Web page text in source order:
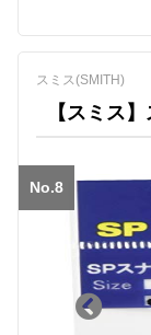
スミス(SMITH)
【スミス
No.8